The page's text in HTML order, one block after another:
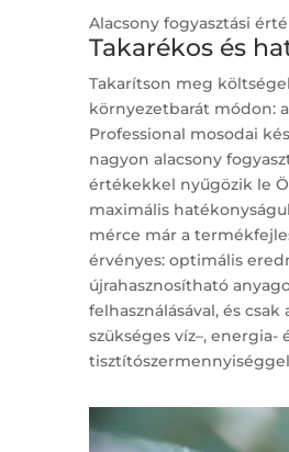
Alacsony fogyasztási
Takarékos és
Takarítson meg
környezetbarát módon:
Professional mosodai
nagyon alacsony
értékekkel nyűgözik le
maximális
mérce már a
érvényes: optimális
újrahasznosítható
felhasználásával, és
szükséges víz–, energia-